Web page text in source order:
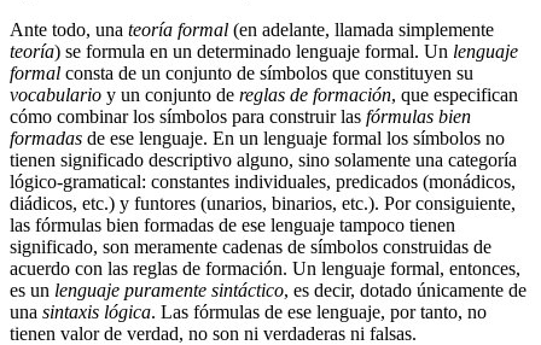
Ante todo, una teoría formal (en adelante, llamada simplemente
teoría) se formula en un determinado lenguaje formal. Un lenguaje
formal consta de un conjunto de símbolos que constituyen su
vocabulario y un conjunto de reglas de formación, que especifican
cómo combinar los símbolos para construir las fórmulas bien
formadas de ese lenguaje. En un lenguaje formal los símbolos no
tienen significado descriptivo alguno, sino solamente una categoría
lógico-gramatical: constantes individuales, predicados (monádicos,
diádicos, etc.) y funtores (unarios, binarios, etc.). Por consiguiente,
las fórmulas bien formadas de ese lenguaje tampoco tienen
significado, son meramente cadenas de símbolos construidas de
acuerdo con las reglas de formación. Un lenguaje formal, entonces,
es un lenguaje puramente sintáctico, es decir, dotado únicamente de
una sintaxis lógica. Las fórmulas de ese lenguaje, por tanto, no
tienen valor de verdad, no son ni verdaderas ni falsas.